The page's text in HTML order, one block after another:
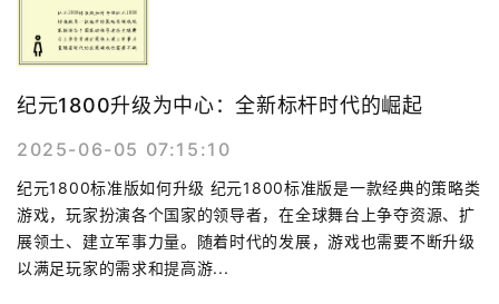
纪元1800升级为中心：全新标杆时代的崛起
2025-06-05 07:15:10
纪元1800标准版如何升级 纪元1800标准版是一款经典的策略类
游戏，玩家扮演各个国家的领导者，在全球舞台上争夺资源、扩
展领土、建立军事力量。随着时代的发展，游戏也需要不断升级
以满足玩家的需求和提高游...